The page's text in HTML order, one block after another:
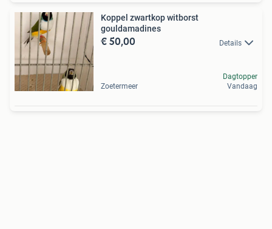
Koppel zwartkop witborst
gouldamadines
€ 50,00 Details
Zoetermeer
Dagtopper
Vandaag